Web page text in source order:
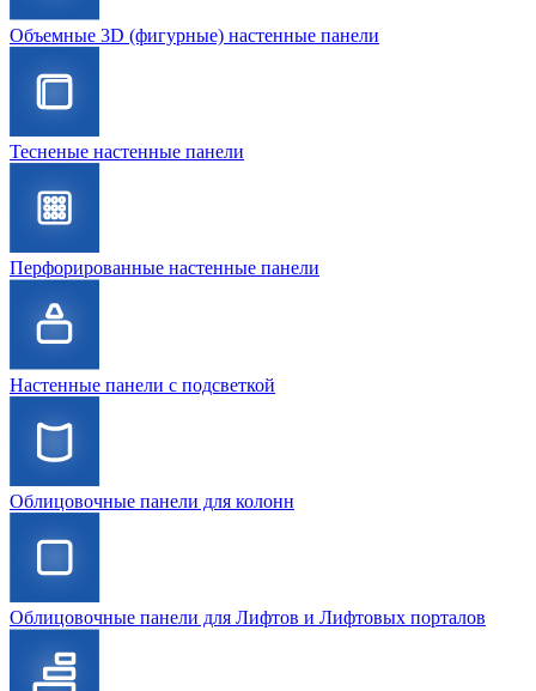
Объемные 3D (фигурные) настенные панели
Тесненые настенные панели
Перфорированные настенные панели
Настенные панели с подсветкой
Облицовочные панели для колонн
Облицовочные панели для Лифтов и Лифтовых порталов